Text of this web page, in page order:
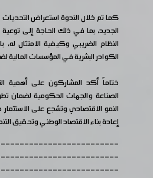
كما تم خلال الندوة استعراض
الجديد، بما في ذلك الحاجة إلى
النظام الضريبي وكيفية الامتثال له،
الكوادر البشرية في المؤسسات المالية
ختاماً أكد المشاركون على أهمية
الصناعة والجهات الحكومية لضمان
النمو الاقتصادي وتشجع على
إعادة بناء الاقتصاد الوطني وتحقيق
-------------------------